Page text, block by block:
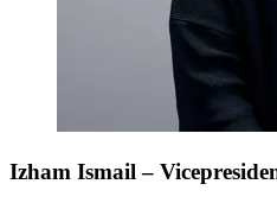
Izham Ismail –